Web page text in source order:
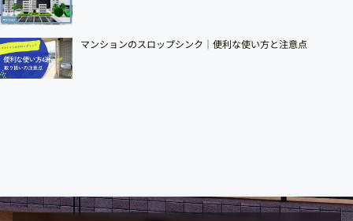
マンションのスロップシンク│便利な使い方と注意点